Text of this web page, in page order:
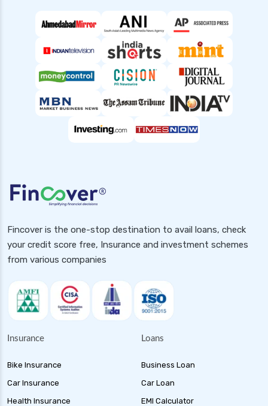
Fincover is the one-stop destination to avail loans, check
your credit score free, Insurance and investment schemes
from various companies
Insurance
Bike Insurance
Car Insurance
Health Insurance
Loans
Business Loan
Car Loan
EMI Calculator